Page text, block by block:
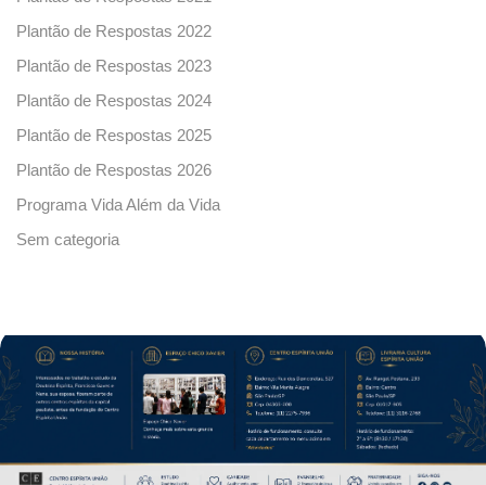
Plantão de Respostas 2022
Plantão de Respostas 2023
Plantão de Respostas 2024
Plantão de Respostas 2025
Plantão de Respostas 2026
Programa Vida Além da Vida
Sem categoria